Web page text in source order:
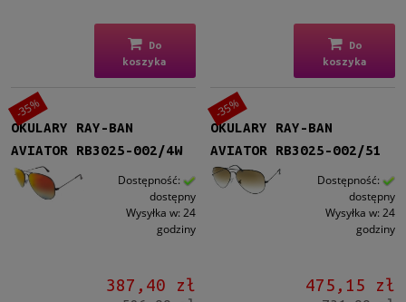
Brązowy/Beżowy(8)
Szary
Złoty (82)
Srebrny
(32)
więcej
Do
koszyka
Do
koszyka
OKULARY RAY-BAN
AVIATOR RB3025-002/4W
Dostępność:
dostępny
Wysyłka w: 24
godziny
387,40 zł
-35%
OKULARY RAY-BAN
AVIATOR RB3025-002/51
Dostępność:
dostępny
Wysyłka w: 24
godziny
475,15 zł
-35%